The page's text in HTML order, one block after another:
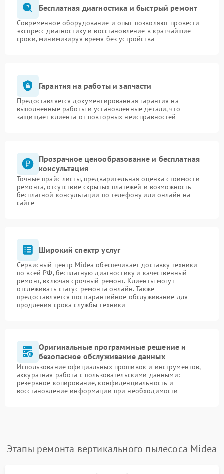
Бесплатная диагностика и быстрый ремонт
Современное оборудование и опыт позволяют провести
экспресс-диагностику и восстановление в кратчайшие
сроки, минимизируя время без устройства
Гарантия на работы и запчасти
Предоставляется документированная гарантия на
выполненные работы и установленные детали, что
защищает клиента от повторных неисправностей
Прозрачное ценообразование и бесплатная
консультация
Точные прайс-листы, предварительная оценка стоимости
ремонта, отсутствие скрытых платежей и возможность
бесплатной консультации по телефону или онлайн на
сайте
Широкий спектр услуг
Сервисный центр Midea обеспечивает доставку техники
по всей РФ, бесплатную диагностику и качественный
ремонт, включая срочный ремонт. Клиенты могут
отслеживать статус ремонта онлайн. Также
предоставляется постгарантийное обслуживание для
продления срока службы техники
Оригинальные программные решение и
безопасное обслуживание данных
Использование официальных прошивок и инструментов,
аккуратная работа с пользовательскими данными:
резервное копирование, конфиденциальность и
восстановление информации при необходимости
Этапы ремонта вертикального пылесоса Midea